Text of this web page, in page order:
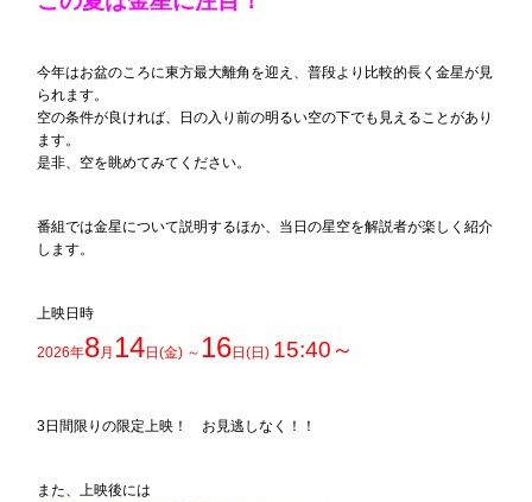
今年はお盆のころに東方最大離角を迎え、普段より比較的長く金星が見
られます。
空の条件が良ければ、日の入り前の明るい空の下でも見えることがあり
ます。
是非、空を眺めてみてください。
番組では金星について説明するほか、当日の星空を解説者が楽しく紹介
します。
上映日時
2026年8月 14日(金) ～ 16日(日) 15:40～
3日間限りの限定上映！ お見逃しなく！！
また、上映後には